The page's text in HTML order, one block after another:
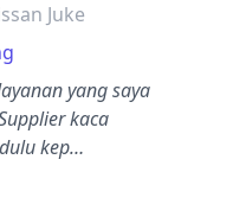
Juke
yang saya
kaca
kep…